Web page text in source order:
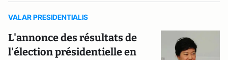
VALAR PRESIDENTIALIS
L'annonce des résultats de
l'élection présidentielle en